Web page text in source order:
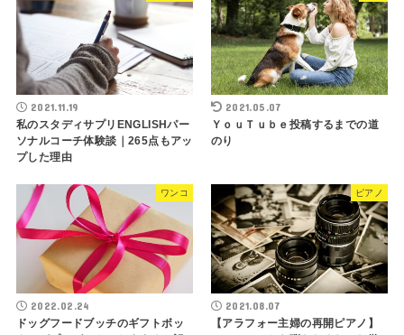
2021.11.19
私のスタディサプリENGLISHパー
ソナルコーチ体験談｜265点もアッ
プした理由
2021.05.07
ＹｏｕＴｕｂｅ投稿するまでの道
のり
ワンコ
2022.02.24
ドッグフードブッチのギフトボッ
ピアノ
2021.08.07
【アラフォー主婦の再開ピアノ】